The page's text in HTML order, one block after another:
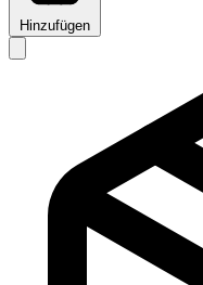
Hinzufügen